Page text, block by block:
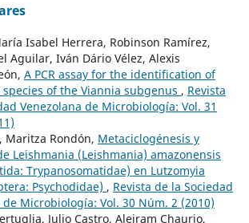
Isabel Herrera, Robinson Ramírez,
Aguilar, Iván Dário Vélez, Alexis
A PCR assay for the identification of
species of the Viannia subgenus , Revista
Venezolana de Microbiología: Vol. 31
Maritza Rondón, Metaciclogénesis y
Leishmania (Leishmania) amazonensis
Trypanosomatidae) en Lutzomyia
Psychodidae) , Revista de la Sociedad
de Microbiología: Vol. 30 Núm. 2 (2010)
Julio Castro, Aleiram Chaurio,